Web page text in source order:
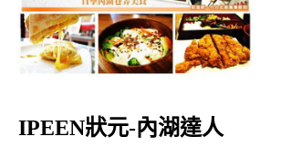
IPEEN狀元-內湖達人